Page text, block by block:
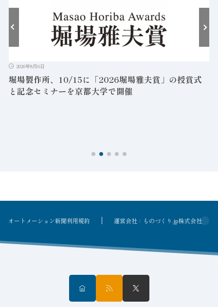
2026年8月6日
堀場製作所、10/15に「2026堀場雅夫賞」の授賞式
と記念セミナーを京都大学で開催
オートメーション新聞利用規約 運営会社：ものづくり.jp株式会社